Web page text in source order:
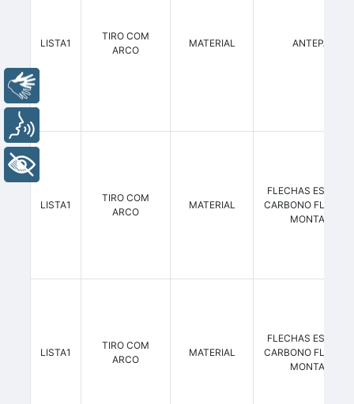
LISTA1
TIRO COM
ARCO
MATERIAL ANTEPARO
LISTA1
TIRO COM
ARCO
MATERIAL
FLECHAS ESCOLA
CARBONO
MONTADAS
LISTA1
TIRO COM
ARCO
MATERIAL
FLECHAS ESCOLA
CARBONO
MONTADAS